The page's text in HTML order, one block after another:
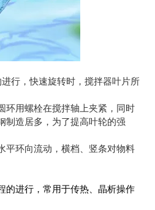
行，快速旋转时，搅拌器叶片所
环用螺栓在搅拌轴上夹紧，同时
制造居多，为了提高叶轮的强
平环向流动，横档、竖条对物料
的进行，常用于传热、晶析操作